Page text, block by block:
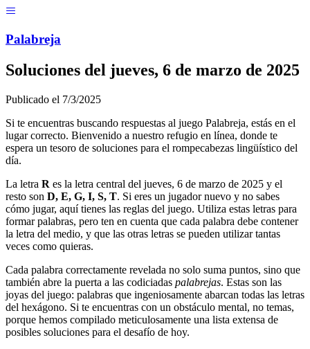
Palabreja
Soluciones del jueves, 6 de marzo de 2025
Publicado el 7/3/2025
Si te encuentras buscando respuestas al juego Palabreja, estás en el
lugar correcto. Bienvenido a nuestro refugio en línea, donde te
espera un tesoro de soluciones para el rompecabezas lingüístico del
día.
La letra R es la letra central del jueves, 6 de marzo de 2025 y el
resto son D, E, G, I, S, T. Si eres un jugador nuevo y no sabes
cómo jugar, aquí tienes las reglas del juego. Utiliza estas letras para
formar palabras, pero ten en cuenta que cada palabra debe contener
la letra del medio, y que las otras letras se pueden utilizar tantas
veces como quieras.
Cada palabra correctamente revelada no solo suma puntos, sino que
también abre la puerta a las codiciadas palabrejas. Estas son las
joyas del juego: palabras que ingeniosamente abarcan todas las letras
del hexágono. Si te encuentras con un obstáculo mental, no temas,
porque hemos compilado meticulosamente una lista extensa de
posibles soluciones para el desafío de hoy.